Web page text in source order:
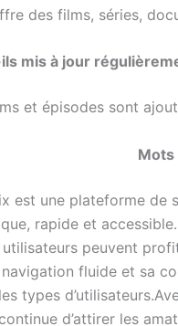
des films, séries,
mis à jour
et épisodes sont
Mots
est une plateforme
rapide et
peuvent
fluide et sa
types
d’attirer les